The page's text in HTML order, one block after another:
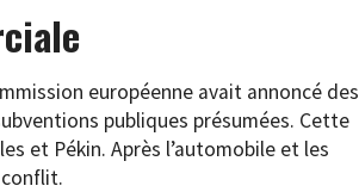
européenne avait annoncé des
publiques présumées. Cette
et Pékin. Après l’automobile et les